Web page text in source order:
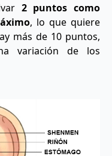
2 puntos como
, lo que quiere
más de 10 puntos,
variación de los